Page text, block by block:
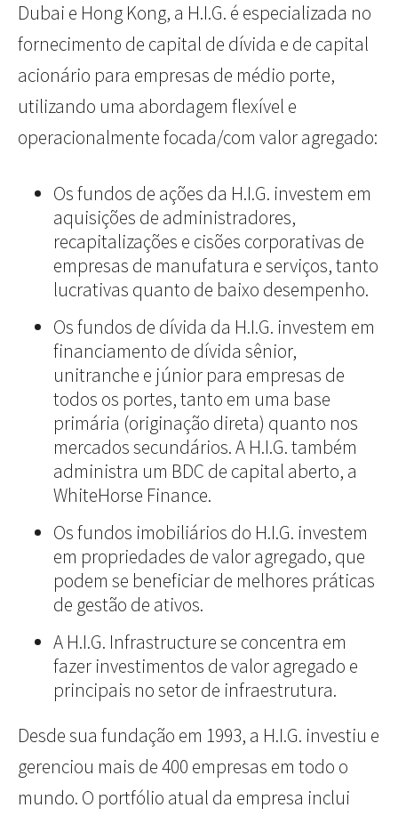
Dubai e Hong Kong, a H.I.G. é especializada no
fornecimento de capital de dívida e de capital
acionário para empresas de médio porte,
utilizando uma abordagem flexível e
operacionalmente focada/com valor agregado:
Os fundos de ações da H.I.G. investem em
aquisições de administradores,
recapitalizações e cisões corporativas de
empresas de manufatura e serviços, tanto
lucrativas quanto de baixo desempenho.
Os fundos de dívida da H.I.G. investem em
financiamento de dívida sênior,
unitranche e júnior para empresas de
todos os portes, tanto em uma base
primária (originação direta) quanto nos
mercados secundários. A H.I.G. também
administra um BDC de capital aberto, a
WhiteHorse Finance.
Os fundos imobiliários do H.I.G. investem
em propriedades de valor agregado, que
podem se beneficiar de melhores práticas
de gestão de ativos.
A H.I.G. Infrastructure se concentra em
fazer investimentos de valor agregado e
principais no setor de infraestrutura.
Desde sua fundação em 1993, a H.I.G. investiu e
gerenciou mais de 400 empresas em todo o
mundo. O portfólio atual da empresa inclui